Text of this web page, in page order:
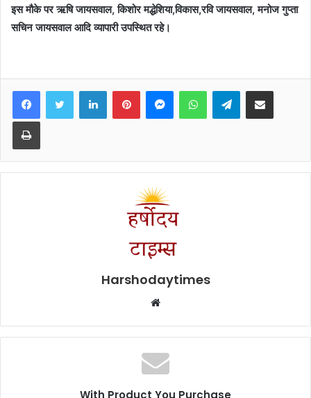
इस मौके पर ऋषि जायसवाल, किशोर मद्धेशिया,विकास,रवि जायसवाल, मनोज गुप्ता
सचिन जायसवाल आदि व्यापारी उपस्थित रहे।
FacebookTwitter LinkedInPinterestMessengerWhatsAppTelegramShare via Email
Print
Harshodaytimes
Website
With Product You Purchase